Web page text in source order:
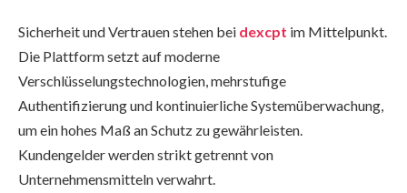
Sicherheit und Vertrauen stehen bei dexcpt im Mittelpunkt.
Die Plattform setzt auf moderne
Verschlüsselungstechnologien, mehrstufige
Authentifizierung und kontinuierliche Systemüberwachung,
um ein hohes Maß an Schutz zu gewährleisten.
Kundengelder werden strikt getrennt von
Unternehmensmitteln verwahrt.